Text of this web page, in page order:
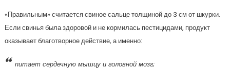
«Правильным» считается свиное сальце толщиной до 3 см от шкурки.
Если свинья была здоровой и не кормилась пестицидами, продукт
оказывает благотворное действие, а именно:
питает сердечную мышцу и головной мозг;